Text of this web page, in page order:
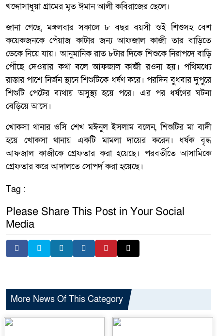
খদ্দোসাধুয়া গ্রামের মৃত ঈমান আলী কবিরাজের ছেলে।
জানা গেছে, মঙ্গলবার সকালে ৮ বছর বয়সী ওই শিশুসহ বেশ
কয়েকজনকে পেঁয়াজ কাটার জন্য আফজাল কাজী তার বাড়িতে
ডেকে নিয়ে যায়। আনুমানিক রাত ৮টার দিকে শিশুকে নিরাপদে বাড়ি
পৌঁছে দেওয়ার কথা বলে আফজাল কাজী রওনা হয়। পথিমধ্যে
রাস্তার পাশে নির্জন স্থানে শিশুটিকে ধর্ষণ করে। পরদিন বুধবার দুপুরে
শিশুটি পেটের ব্যথায় অসুস্থ্য হয়ে পরে। এর পর ধর্ষণের ঘটনা
বেড়িয়ে আসে।
খোকসা থানার ওসি শেখ মঈনুল ইসলাম বলেন, শিশুটির মা বাদী
হয়ে খোকসা থানায় একটি মামলা দায়ের করেন। ধর্ষক বৃদ্ধ
আফজাল কাজীকে গ্রেফতার করা হয়েছে। পরবর্তীতে আসামিকে
গ্রেফতার করে আদালতে সোপর্দ করা হয়েছে।
Tag :
Please Share This Post in Your Social
Media
More News Of This Category